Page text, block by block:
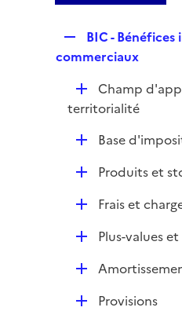
e
l
i
e
r
BIC -
commerciaux
D
é
Champ
territorialité
DBase
DProduits et
DFrais et
D
p
Plus-values
D
DProvisions